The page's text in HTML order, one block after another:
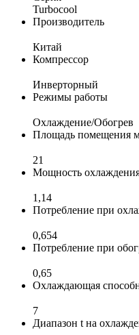
Turbocool
Производитель
Китай
Компрессор
Инверторный
Режимы работы
Охлаждение/Обогрев
Площадь помещения
21
Мощность
1,14
Потребление при
0,654
Потребление при
0,65
Охлаждающая
7
Диапазон t на